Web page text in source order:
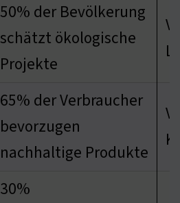
50% der Bevölkerung
schätzt ökologische
Projekte
65% der Verbraucher
bevorzugen
nachhaltige Produkte
30%